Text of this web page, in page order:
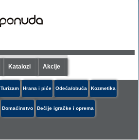
Katalozi Akcije
Turizam Hrana i piće Odeća/obuća Kozmetika
Domaćinstvo Dečije igračke i oprema